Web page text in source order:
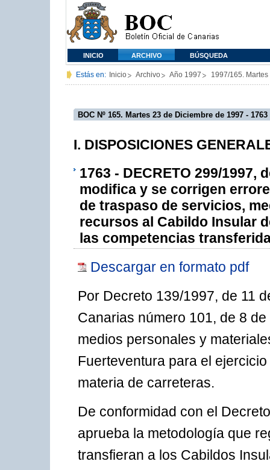
INICIO ARCHIVO BÚSQUEDA
Estás en: Inicio Archivo Año 1997 1997/165.
BOC Nº 165. Martes 23 de Diciembre de 1997 - 1763
I. DISPOSICIONES
1763 - DECRETO 299/1997,
modifica y se corrigen
de traspaso de servicios,
recursos al Cabildo Insular
las competencias
Descargar en formato pdf
Por Decreto 139/1997, de 11
Canarias número 101, de 8
medios personales y
Fuerteventura para el
materia de carreteras.
De conformidad con el
aprueba la metodología que
transfieran a los Cabildos